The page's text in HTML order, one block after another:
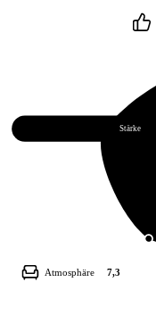
Atmosphäre 7,3
Stärke